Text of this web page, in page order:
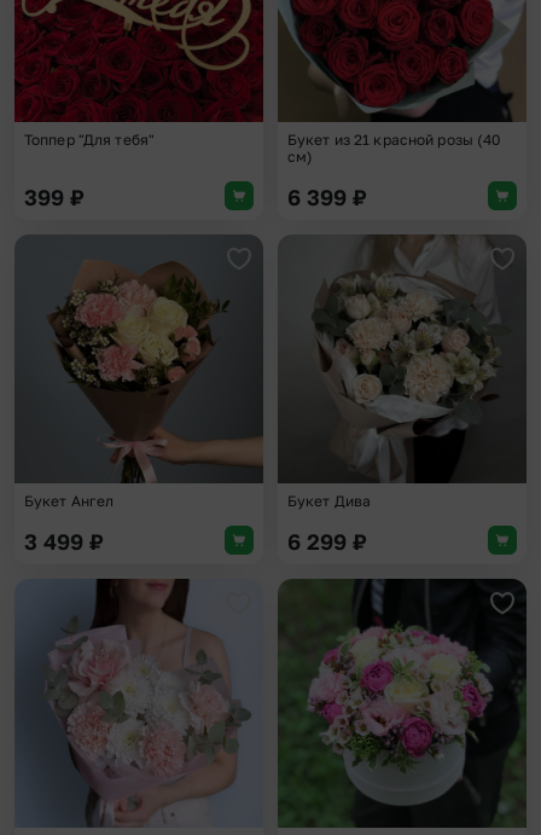
Топпер "Для тебя"
399 ₽
Букет из 21 красной розы (40
см)
6 399 ₽
Добавить в избранное
Букет Ангел
3 499 ₽
Букет Дива
6 299 ₽
Добавить в избранное